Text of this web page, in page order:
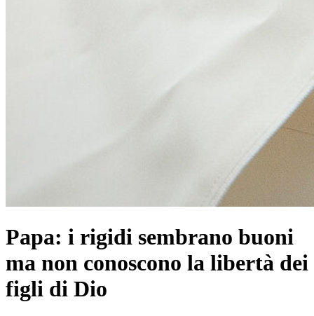
Papa: i rigidi sembrano buoni
ma non conoscono la libertà dei
figli di Dio